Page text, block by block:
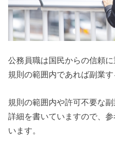
公務員職は国民からの信頼
規則の範囲内であれば副業す
規則の範囲内や許可不要な
詳細を書いていますので、
います。